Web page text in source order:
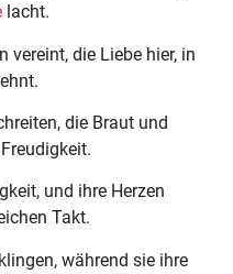
lacht.
vereint, die Liebe hier, in
die Braut und
und ihre Herzen
Takt.
während sie ihre